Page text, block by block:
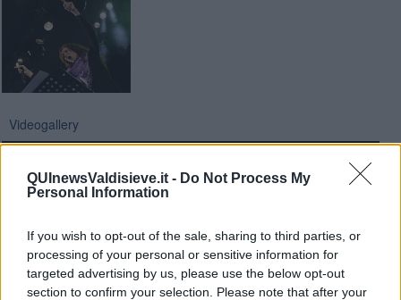
QUInewsValdisieve.it - Do Not Process My
Personal Information
If you wish to opt-out of the sale, sharing to third parties, or
processing of your personal or sensitive information for
targeted advertising by us, please use the below opt-out
section to confirm your selection. Please note that after your
Videogallery